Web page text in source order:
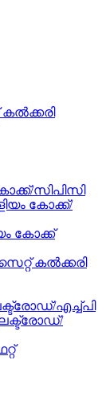
സിപിസി
കോക്ക്/
കോക്ക്
കൽക്കരി
എച്ച്പി